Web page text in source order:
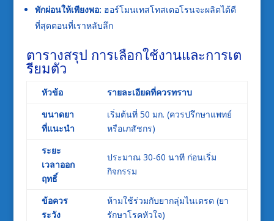
พักผ่อนให้เพียงพอ: ฮอร์โมนเทสโทสเตอโรนจะผลิตได้ดี
ที่สุดตอนที่เราหลับลึก
ตารางสรุป การเลือกใช้งานและการเต
รียมตัว
หัวข้อ
รายละเอียดที่ควรทราบ
ขนาดยา
ที่แนะนำ
เริ่มต้นที่ 50 มก. (ควรปรึกษาแพทย์
หรือเภสัชกร)
ระยะ
เวลาออก
ฤทธิ์
ประมาณ 30-60 นาที ก่อนเริ่ม
กิจกรรม
ข้อควร
ระวัง
ห้ามใช้ร่วมกับยากลุ่มไนเตรต (ยา
รักษาโรคหัวใจ)